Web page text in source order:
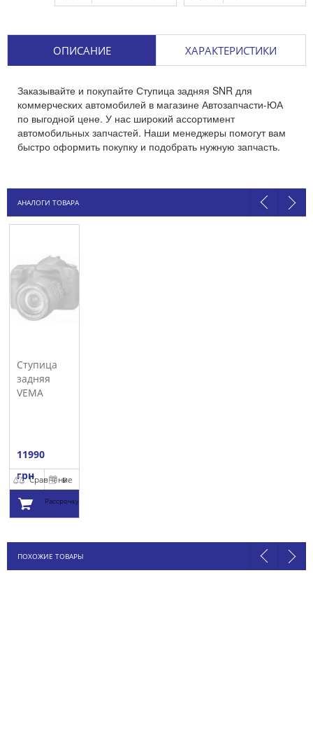
ОПИСАНИЕ ХАРАКТЕРИСТИКИ
Заказывайте и покупайте Ступица задняя SNR для
коммерческих автомобилей в магазине Автозапчасти-ЮА
по выгодной цене. У нас широкий ассортимент
автомобильных запчастей. Наши менеджеры помогут вам
быстро оформить покупку и подобрать нужную запчасть.
АНАЛОГИ ТОВАРА
Ступица
задняя
VEMA
11990
грнСравнение
В
Рассрочку
корзину
ПОХОЖИЕ ТОВАРЫ